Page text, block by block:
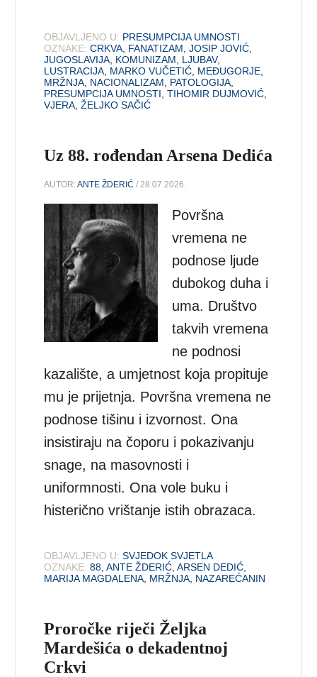
OBJAVLJENO U: PRESUMPCIJA UMNOSTI
OZNAKE: CRKVA FANATIZAM ,JOSIP JOVIĆ
JUGOSLAVIJA KOMUNIZAM LJUBAV,
LUSTRACIJA MARKO VUČETIĆ MEĐUGORJE
MRŽNJA NACIONALIZAM PATOLOGIJA
PRESUMPCIJA UMNOSTI ,TIHOMIR DUJMOVIĆ
VJERA ,ŽELJKO SAČIĆ
Uz 88. rođendan Arsena Dedića
AUTOR:ANTE ŽDERIĆ / 28.07.2026.
Površna
vremena ne
podnose ljude
dubokog duha i
uma. Društvo
takvih vremena
ne podnosi
kazalište, a umjetnost koja propituje
mu je prijetnja. Površna vremena ne
podnose tišinu i izvornost. Ona
insistiraju na čoporu i pokazivanju
snage, na masovnosti i
uniformnosti. Ona vole buku i
histerično vrištanje istih obrazaca.
OBJAVLJENO U: SVJEDOK SVJETLA
OZNAKE: 88 ,ANTE ŽDERIĆ ,ARSEN DEDIĆ
MARIJA MAGDALENA MRŽNJA NAZAREĆANIN
Proročke riječi Željka
Mardešića o dekadentnoj
Crkvi